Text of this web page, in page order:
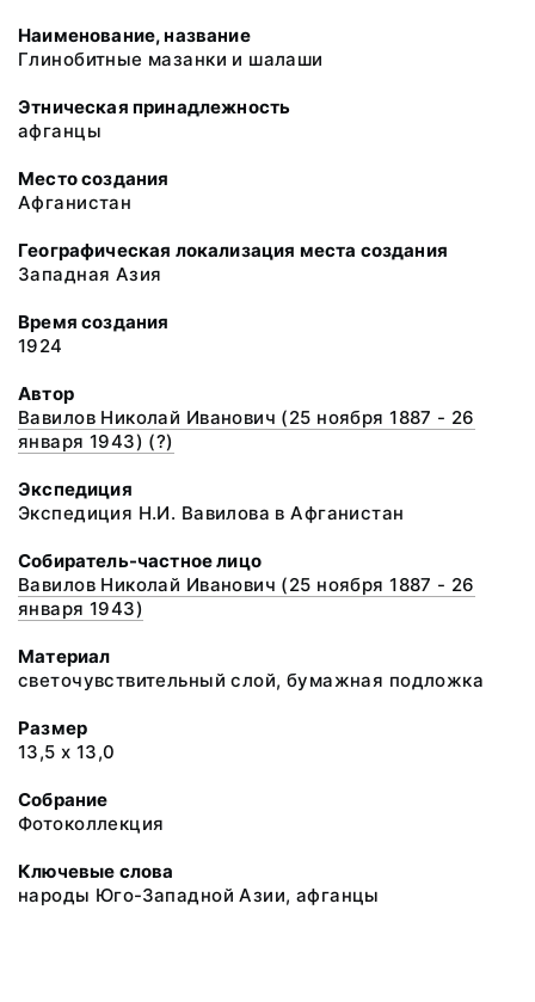
Наименование, название
Глинобитные мазанки и шалаши
Этническая принадлежность
афганцы
Место создания
Афганистан
Географическая локализация места создания
Западная Азия
Время создания
1924
Автор
Вавилов Николай Иванович (25 ноября 1887 - 26
января 1943) (?)
Экспедиция
Экспедиция Н.И. Вавилова в Афганистан
Собиратель-частное лицо
Вавилов Николай Иванович (25 ноября 1887 - 26
января 1943)
Материал
светочувствительный слой, бумажная подложка
Размер
13,5 х 13,0
Собрание
Фотоколлекция
Ключевые слова
народы Юго-Западной Азии, афганцы